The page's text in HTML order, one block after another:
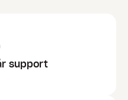
support